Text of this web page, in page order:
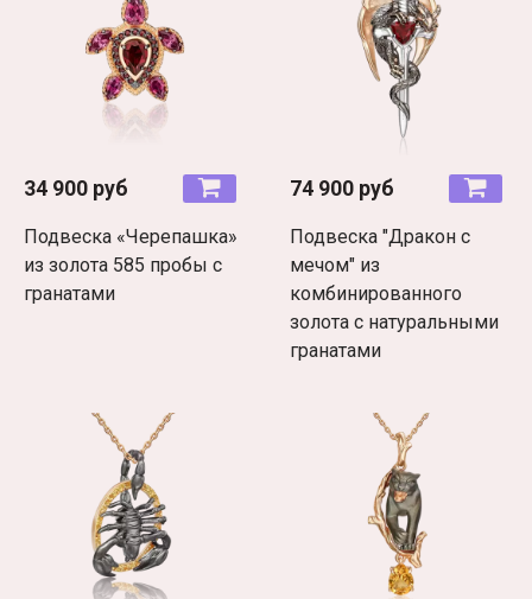
34 900 руб
Подвеска «Черепашка»
из золота 585 пробы с
гранатами
74 900 руб
Подвеска "Дракон с
мечом" из
комбинированного
золота с натуральными
гранатами